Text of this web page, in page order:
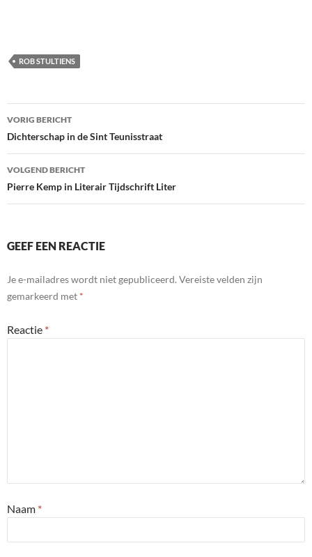
ROB STULTIENS
Bericht
navigatie
VORIG BERICHT
Dichterschap in de Sint Teunisstraat
VOLGEND BERICHT
Pierre Kemp in Literair Tijdschrift Liter
GEEF EEN REACTIE
Je e-mailadres wordt niet gepubliceerd. Vereiste velden zijn
gemarkeerd met *
Reactie *
Naam *